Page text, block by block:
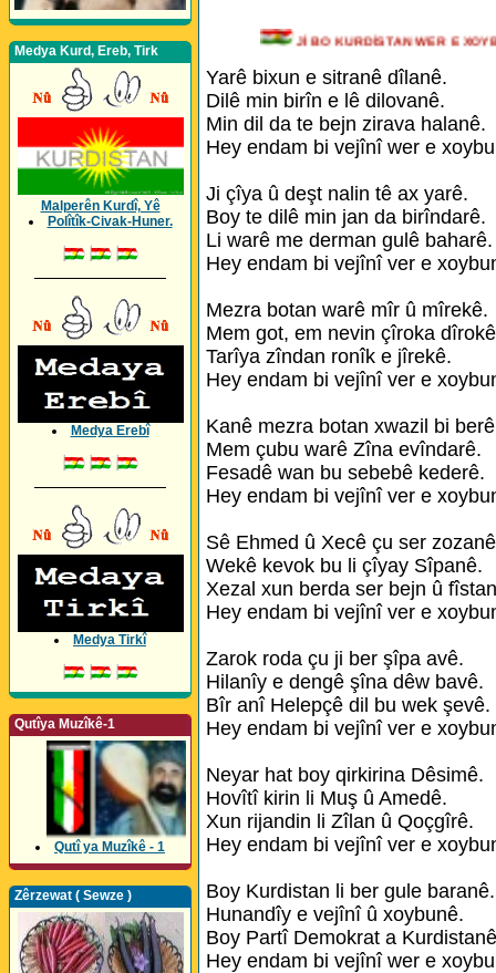
Medya Kurd, Ereb, Tirk
Malperên Kurdî, Yê
Polîtîk-Civak-Huner.
Medya Erebî
Medya Tirkî
Qutîya Muzîkê-1
Qutî ya Muzîkê - 1
Zêrzewat ( Sewze )
Jİ BO KURDİSTAN WER E
Yarê bixun e sitranê dîlanê.
Dilê min birîn e lê dilovanê.
Min dil da te bejn zirava halanê.
Hey endam bi vejînî wer e
Ji çîya û deşt nalin tê ax yarê.
Boy te dilê min jan da birîndarê.
Li warê me derman gulê baharê.
Hey endam bi vejînî ver e
Mezra botan warê mîr û mîrekê.
Mem got, em nevin çîroka
Tarîya zîndan ronîk e jîrekê.
Hey endam bi vejînî ver e
Kanê mezra botan xwazil bi
Mem çubu warê Zîna evîndarê.
Fesadê wan bu sebebê kederê.
Hey endam bi vejînî ver e
Sê Ehmed û Xecê çu ser
Wekê kevok bu li çîyay Sîpanê.
Xezal xun berda ser bejn û
Hey endam bi vejînî ver e
Zarok roda çu ji ber şîpa avê.
Hilanîy e dengê şîna dêw bavê.
Bîr anî Helepçê dil bu wek şevê.
Hey endam bi vejînî ver e
Neyar hat boy qirkirina Dêsimê.
Hovîtî kirin li Muş û Amedê.
Xun rijandin li Zîlan û Qoçgîrê.
Hey endam bi vejînî ver e
Boy Kurdistan li ber gule baranê.
Hunandîy e vejînî û xoybunê.
Boy Partî Demokrat a
Hey endam bi vejînî wer e